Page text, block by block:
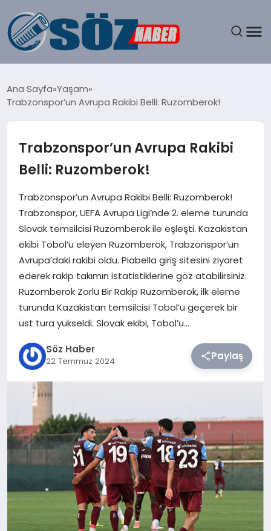
MAGAZIN
EKONOMI
DÜNYA
YAŞAM
Ana Sayfa Yaşam
Trabzonspor’un Avrupa Rakibi Belli: Ruzomberok!
Trabzonspor’un Avrupa Rakibi
Belli: Ruzomberok!
Trabzonspor’un Avrupa Rakibi Belli: Ruzomberok!
Trabzonspor, UEFA Avrupa Ligi’nde 2. eleme turunda
Slovak temsilcisi Ruzomberok ile eşleşti. Kazakistan
ekibi Tobol’u eleyen Ruzomberok, Trabzonspor’un
Avrupa’daki rakibi oldu. Piabella giriş sitesini ziyaret
ederek rakip takımın istatistiklerine göz atabilirsiniz.
Ruzomberok Zorlu Bir Rakip Ruzomberok, ilk eleme
turunda Kazakistan temsilcisi Tobol’u geçerek bir
üst tura yükseldi. Slovak ekibi, Tobol’u…
Söz Haber
22 Temmuz 2024 Paylaş